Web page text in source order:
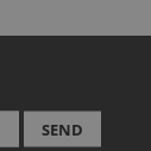
SEND